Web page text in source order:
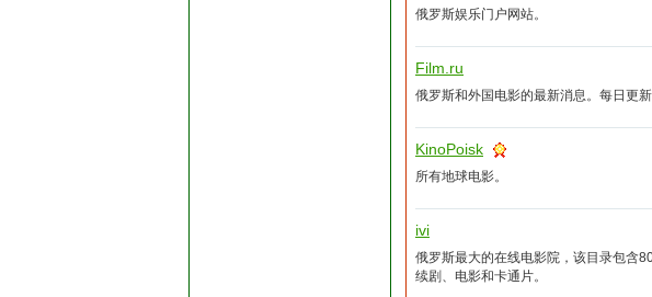
俄罗斯娱乐门户网站。
Film.ru
俄罗斯和外国电影的最新消息。每日更
KinoPoisk
所有地球电影。
ivi
俄罗斯最大的在线电影院，该目录包含
续剧、电影和卡通片。